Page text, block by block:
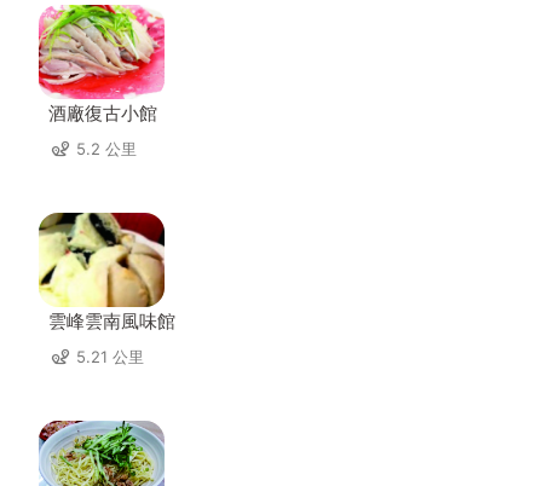
酒廠復古小館
5.2 公里
雲峰雲南風味館
5.21 公里